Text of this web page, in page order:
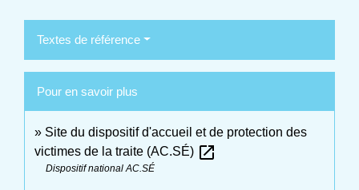
Textes de référence
Pour en savoir plus
Site du dispositif d'accueil et de protection des
victimes de la traite (AC.SÉ) open_in_new
Dispositif national AC.SÉ